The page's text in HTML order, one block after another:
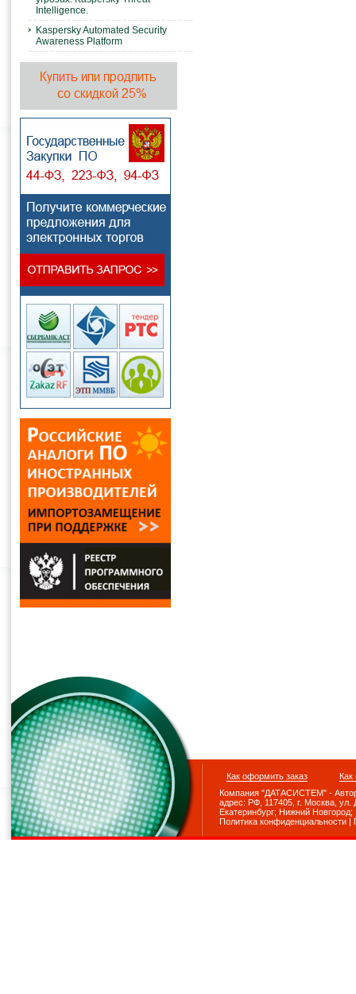
Intelligence.
Kaspersky Automated Security
Awareness Platform
Как оформить заказ
Как
Компания "ДАТАСИСТЕМ" -
адрес: РФ, 117405, г. Москва, ул.
Екатеринбург; Нижний Новгород;
Политика конфиденциальности |